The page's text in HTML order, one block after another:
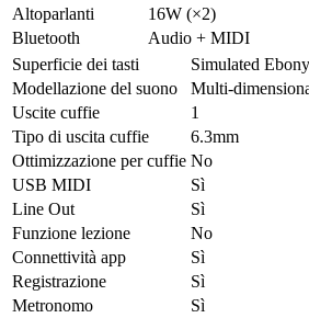
Altoparlanti
16W (×2)
Bluetooth
Audio + MIDI
Superficie dei tasti
Simulated
Modellazione del suono
Multi-
Uscite cuffie
1
Tipo di uscita cuffie
6.3mm
Ottimizzazione per cuffie No
USB MIDI
Sì
Line Out
Sì
Funzione lezione
No
Connettività app
Sì
Registrazione
Sì
Metronomo
Sì